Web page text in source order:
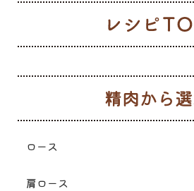
ロース
肩ロース